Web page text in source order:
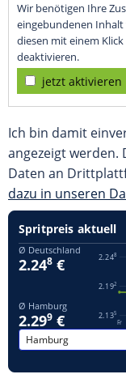
Wir benötigen Ihre
eingebundenen Inhalt
diesen mit einem
deaktivieren.
jetzt aktivieren
Ich bin damit
angezeigt werden.
Daten an
dazu in unseren